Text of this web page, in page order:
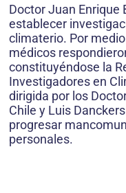
Doctor Juan Enrique
establecer
climaterio. Por
médicos
constituyéndose la
Investigadores en
dirigida por los
Chile y Luis
progresar
personales.